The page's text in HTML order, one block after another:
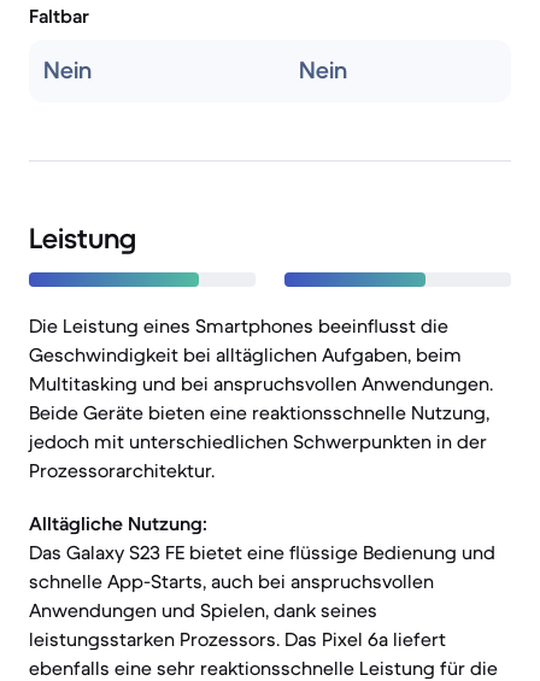
Faltbar
Nein Nein
Leistung
Die Leistung eines Smartphones beeinflusst die
Geschwindigkeit bei alltäglichen Aufgaben, beim
Multitasking und bei anspruchsvollen Anwendungen.
Beide Geräte bieten eine reaktionsschnelle Nutzung,
jedoch mit unterschiedlichen Schwerpunkten in der
Prozessorarchitektur.
Alltägliche Nutzung:
Das Galaxy S23 FE bietet eine flüssige Bedienung und
schnelle App-Starts, auch bei anspruchsvollen
Anwendungen und Spielen, dank seines
leistungsstarken Prozessors. Das Pixel 6a liefert
ebenfalls eine sehr reaktionsschnelle Leistung für die